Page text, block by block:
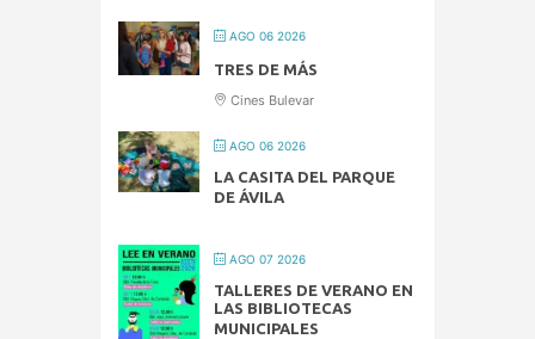
AGO 06 2026
TRES DE MÁS
Cines Bulevar
AGO 06 2026
LA CASITA DEL PARQUE
DE ÁVILA
AGO 07 2026
TALLERES DE VERANO EN
LAS BIBLIOTECAS
MUNICIPALES